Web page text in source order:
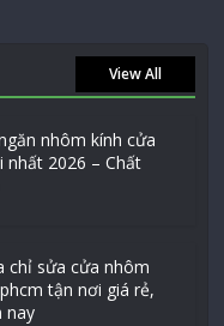
View All
nhôm kính cửa
nhất 2026 – Chất
chỉ sửa cửa nhôm
tận nơi giá rẻ,
nay